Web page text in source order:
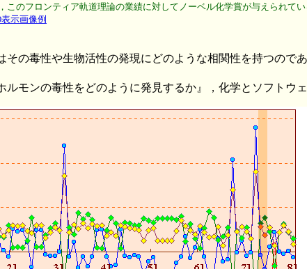
のフロンティア軌道理論の業績に対してノーベル化学賞が与えられてい
示画像例
の毒性や生物活性の発現にどのような相関性を持つの
モンの毒性をどのように発見するか』，化学とソフトウェ